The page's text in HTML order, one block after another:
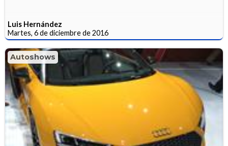
Luis Hernández
Martes, 6 de diciembre de 2016
Autoshows